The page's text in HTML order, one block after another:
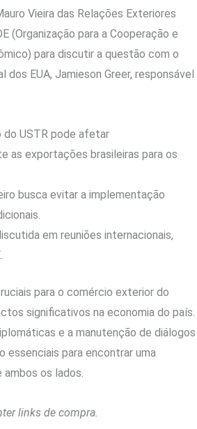
Vieira das Relações Exteriores
(Organização para a Cooperação e
para discutir a questão com o
EUA, Jamieson Greer, responsável
do USTR pode afetar
as exportações brasileiras para os
busca evitar a implementação
em reuniões internacionais,
para o comércio exterior do
significativos na economia do país.
e a manutenção de diálogos
essenciais para encontrar uma
os lados.
links de compra.